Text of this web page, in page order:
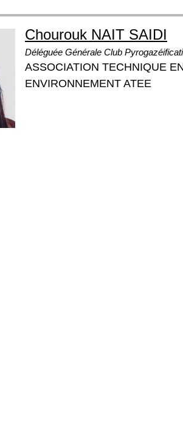
Chourouk NAIT SAIDI
Déléguée Générale Club
ASSOCIATION TECHNIQUE
ENVIRONNEMENT ATEE